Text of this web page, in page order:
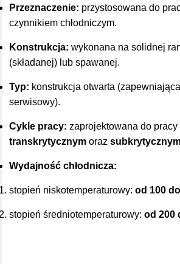
Przeznaczenie: przystosowana do
czynnikiem chłodniczym.
Konstrukcja: wykonana na solidnej
(składanej) lub spawanej.
Typ: konstrukcja otwarta
serwisowy).
Cykle pracy: zaprojektowana do pracy
transkrytycznym oraz
Wydajność chłodnicza:
stopień niskotemperaturowy: od 100
stopień średniotemperaturowy: od 200